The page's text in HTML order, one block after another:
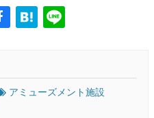
アミューズメント施設